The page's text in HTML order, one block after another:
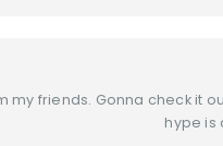
friends. Gonna check it
hype is